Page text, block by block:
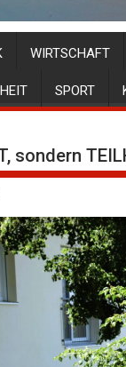
WIRTSCHAFT
SPORT
sondern